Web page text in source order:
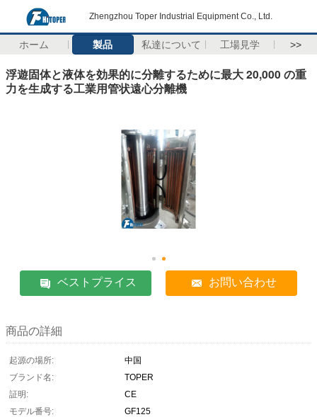
Zhengzhou Toper Industrial Equipment Co., Ltd.
ホーム 製品 私達について 工場見学 >>
浮遊固体と液体を効果的に分離するために最大 20,000 の重
力を生成する工業用管状遠心分離機
ベストプライス お問い合わせ
商品の詳細
起源の場所:
中国
ブランド名:
TOPER
証明:
CE
モデル番号:
GF125